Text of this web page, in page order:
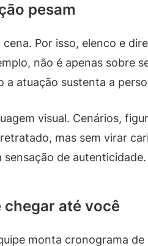
pesam
Por isso, elenco e
não é apenas sobre
atuação sustenta a
visual. Cenários,
mas sem virar
de autenticidade.
chegar até você
monta cronograma